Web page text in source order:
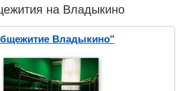
на Владыкино
Владыкино"